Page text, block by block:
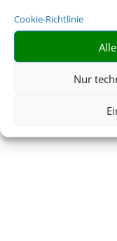
Cookie-Richtlinie
Nur